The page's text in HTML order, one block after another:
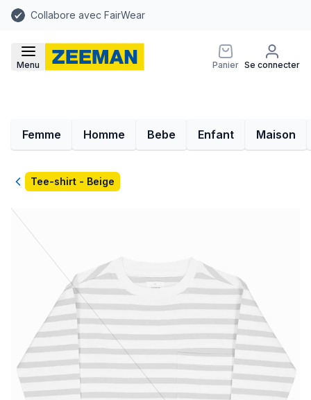
Collabore avec FairWear
Menu Panier Se connecter
Femme Homme Bebe Enfant Maison
RetourTee-shirt - Beige